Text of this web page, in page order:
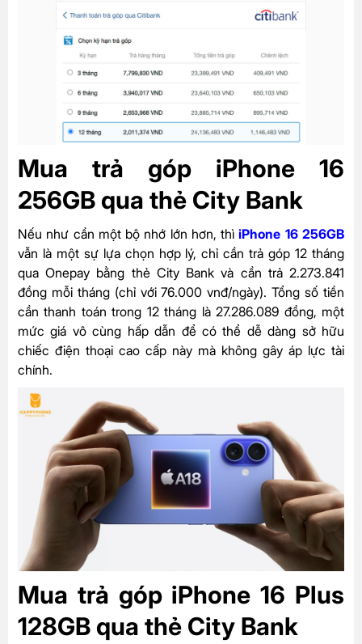
Mua trả góp iPhone 16
256GB qua thẻ City Bank
Nếu như cần một bộ nhớ lớn hơn, thìiPhone 16 256GB
vẫn là một sự lựa chọn hợp lý, chỉ cần trả góp 12 tháng
qua Onepay bằng thẻ City Bank và cần trả 2.273.841
đồng mỗi tháng (chỉ với 76.000 vnđ/ngày). Tổng số tiền
cần thanh toán trong 12 tháng là 27.286.089 đồng, một
mức giá vô cùng hấp dẫn để có thể dễ dàng sở hữu
chiếc điện thoại cao cấp này mà không gây áp lực tài
chính.
Mua trả góp iPhone 16 Plus
128GB qua thẻ City Bank